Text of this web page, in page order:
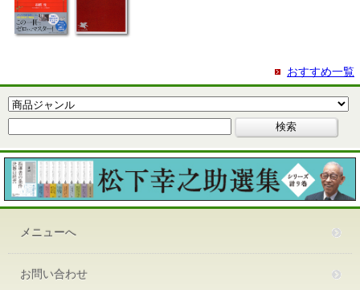
おすすめ一覧
メニューへ
お問い合わせ